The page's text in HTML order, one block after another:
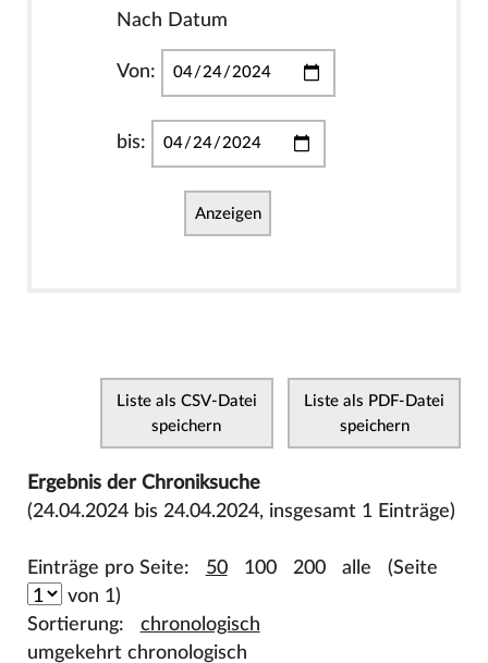
Nach Datum
Von:
bis:
Anzeigen
Liste als CSV-Datei
speichern
Liste als PDF-Datei
speichern
Ergebnis der Chroniksuche
(24.04.2024 bis 24.04.2024, insgesamt 1 Einträge)
Einträge pro Seite: 50 100 200 alle (Seite
von 1)
Sortierung: chronologisch
umgekehrt chronologisch